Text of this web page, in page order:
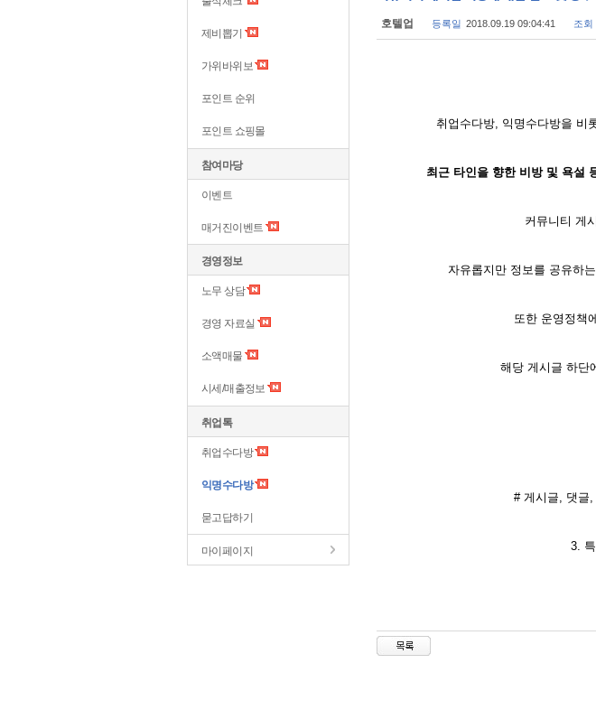
제비뽑기
가위바위보
포인트 순위
포인트 쇼핑몰
참여마당
이벤트
매거진이벤트
경영정보
노무 상담
경영 자료실
소액매물
시세/매출정보
취업톡
취업수다방
익명수다방
묻고답하기
마이페이지
호텔업 등록일 2018.09.19 09:04:41 조회
취업수다방, 익명수다방을 비
최근 타인을 향한 비방 및 욕설
커뮤니티 게
자유롭지만 정보를 공유하
또한 운영정책
해당 게시글 하단
# 게시글, 댓글
3.